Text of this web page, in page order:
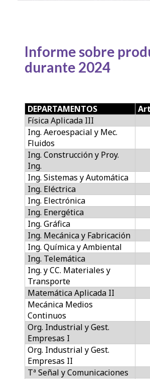
Informe sobre
durante 2024
DEPARTAMENTOS
Física Aplicada III
Ing. Aeroespacial y Mec.
Fluidos
Ing. Construcción y Proy.
Ing.
Ing. Sistemas y Automática
Ing. Eléctrica
Ing. Electrónica
Ing. Energética
Ing. Gráfica
Ing. Mecánica y Fabricación
Ing. Química y Ambiental
Ing. Telemática
Ing. y CC. Materiales y
Transporte
Matemática Aplicada II
Mecánica Medios
Continuos
Org. Industrial y Gest.
Empresas I
Org. Industrial y Gest.
Empresas II
Tª Señal y Comunicaciones